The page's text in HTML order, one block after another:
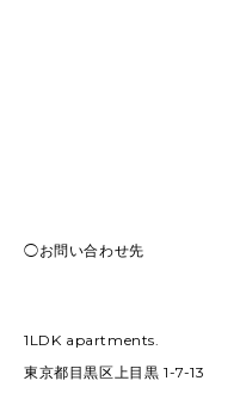
◯お問い合わせ先
1LDK apartments.
東京都目黒区上目黒 1-7-13